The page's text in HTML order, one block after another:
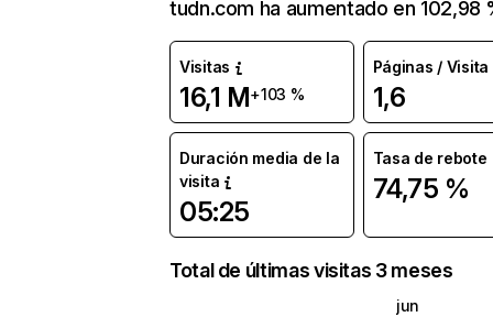
tudn.com ha aumentado en 102,98
Visitas
16,1 M+103 %
Páginas / Visita
1,6
Duración media de la
visita
05:25
Tasa de rebote
74,75 %
Total de últimas visitas 3 meses
jun